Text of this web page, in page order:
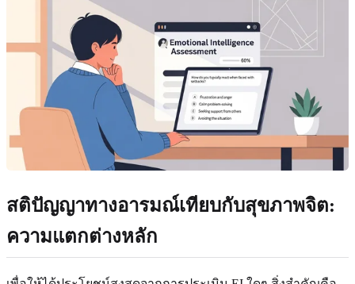
สติปัญญาทางอารมณ์เทียบกับสุขภาพจิต:
ความแตกต่างหลัก